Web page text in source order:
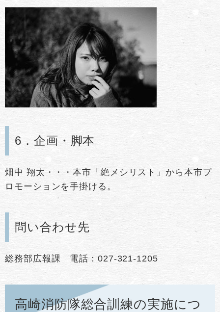
6．企画・脚本
畑中 翔太・・・本市「絶メシリスト」から本市プ
ロモーションを手掛ける。
問い合わせ先
総務部広報課 電話：027-321-1205
高崎消防隊総合訓練の実施につ